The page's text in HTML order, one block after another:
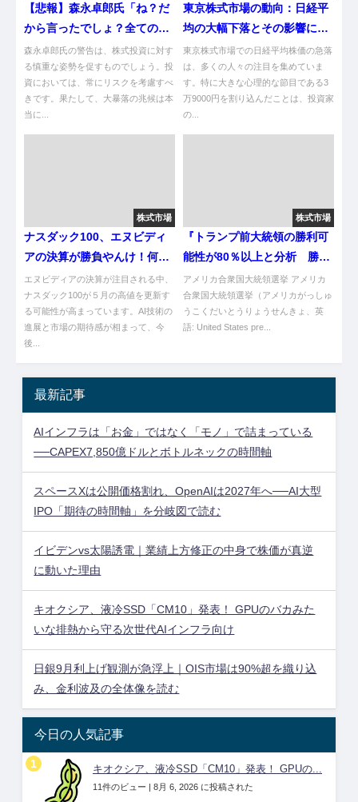
【悲報】森永卓郎氏「ね？だ
から言ったでしょ？全ての株
はこれから『大暴落』するの
です」
森永卓郎氏の警告は、株式投資に対す
る慎重な姿勢を促すものでしょう。投
資においては、常にリスクを考慮すべ
きです。果たして、大暴落の兆候は本
当に...
東京株式市場の動向：日経平
均の大幅下落とその影響に迫
る
東京株式市場での日経平均株価の急落
は、多くの人々の注目を集めていま
す。特に大きな心理的な節目である3
万9000円を割り込んだことは、投資家
の...
株式市場
ナスダック100、エヌビディ
アの決算が勝負やんけ！何が
起こるか楽しみやな～
エヌビディアの決算が注目される中、
ナスダック100が５月の高値を更新す
る可能性が高まっています。AI技術の
進展と市場の期待感が相まって、今
後...
株式市場
『トランプ前大統領の勝利可
能性が80％以上と分析 勝敗
左右する“激戦州7州”では5つ
の州でトランプ優勢か ニュ
ーヨーク・タイムズ紙』につ
アメリカ合衆国大統領選挙 アメリカ
合衆国大統領選挙（アメリカがっしゅ
うこくだいとうりょうせんきょ、英
語: United States pre...
最新記事
AIインフラは「お金」ではなく「モノ」で詰まっている
──CAPEX7,850億ドルとボトルネックの時間軸
スペースXは公開価格割れ、OpenAIは2027年へ──AI大型
IPO「期待の時間軸」を分岐図で読む
イビデンvs太陽誘電｜業績上方修正の中身で株価が真逆
に動いた理由
キオクシア、液冷SSD「CM10」発表！ GPUのバカみた
いな排熱から守る次世代AIインフラ向け
日銀9月利上げ観測が急浮上｜OIS市場は90%超を織り込
み、金利波及の全体像を読む
今日の人気記事
キオクシア、液冷SSD「CM10」発表！ GPUの...
11件のビュー | 8月 6, 2026 に投稿された